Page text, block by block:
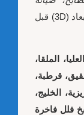
، مع توفير تصاميم ثلاثية الأبعاد (3D) قبل
العليا، الملقا،
قرطبة،
الخليج،
فلل فاخرة